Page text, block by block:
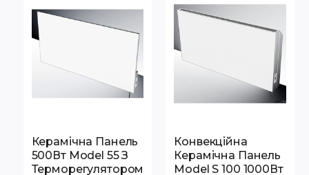
Керамічна Панель
500Вт Model 55 З
Терморегулятором
Конвекційна
Керамічна Панель
Model S 100 1000Вт